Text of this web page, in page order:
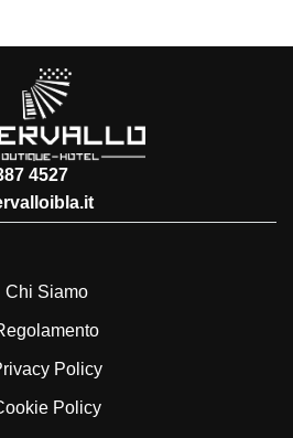
4527
Chi Siamo
Policy
Policy